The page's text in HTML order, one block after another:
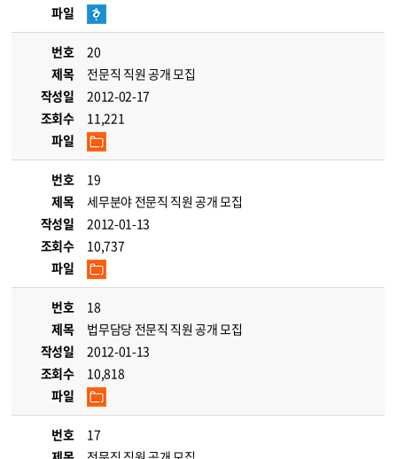
파일
번호
20
제목
전문직 직원 공개 모집
작성일
2012-02-17
조회수
11,221
파일
번호
19
제목
세무분야 전문직 직원 공개 모집
작성일
2012-01-13
조회수
10,737
파일
번호
18
제목
법무담당 전문직 직원 공개 모집
작성일
2012-01-13
조회수
10,818
파일
번호
17